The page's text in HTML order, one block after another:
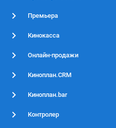
Премьера
Кинокасса
Онлайн-продажи
Киноплан.CRM
Киноплан.bar
Контролер